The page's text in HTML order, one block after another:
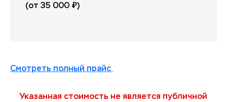
(от 35 000 ₽)
Смотреть полный прайс
Указанная стоимость не является публичной